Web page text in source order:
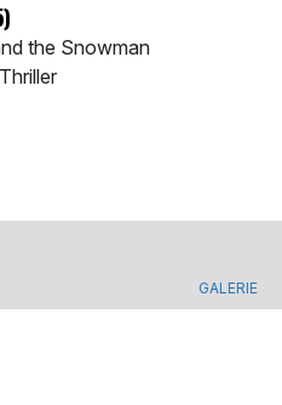
the Snowman
GALERIE